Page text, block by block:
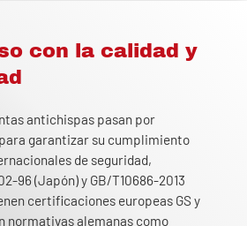
con la calidad y
antichispas pasan por
garantizar su cumplimiento
de seguridad,
96 (Japón) y GB/T10686-2013
certificaciones europeas GS y
normativas alemanas como